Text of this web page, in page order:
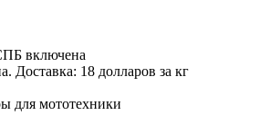
включена
Доставка: 18 долларов за кг
для мототехники